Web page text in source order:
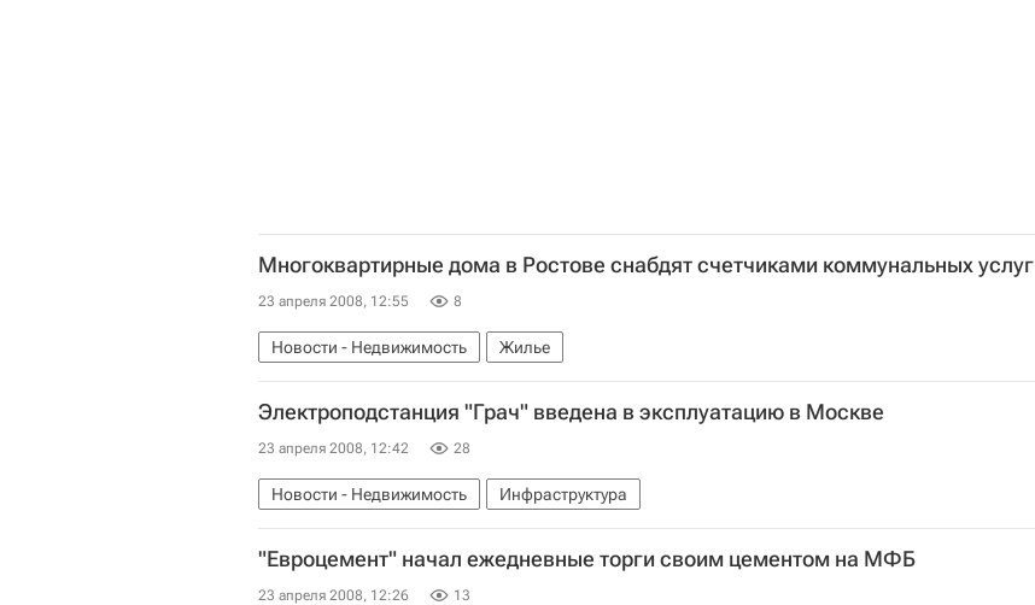
Многоквартирные дома в Ростове снабдят счетчиками коммунальных услуг
23 апреля 2008, 12:55 8
Новости - Недвижимость Жилье
Электроподстанция "Грач" введена в эксплуатацию в Москве
23 апреля 2008, 12:42 28
Новости - Недвижимость Инфраструктура
"Евроцемент" начал ежедневные торги своим цементом на МФБ
23 апреля 2008, 12:26 13